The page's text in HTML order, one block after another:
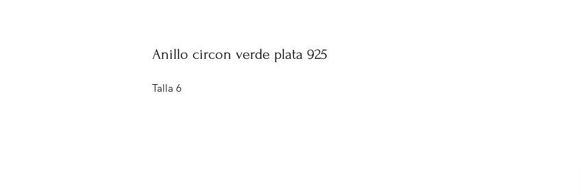
Anillo circon verde plata 925
Talla 6